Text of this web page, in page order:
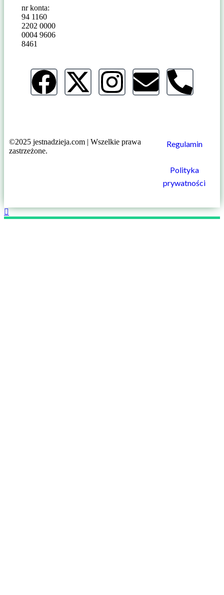
nr konta:
94 1160
2202 0000
0004 9606
8461
©2025 jestnadzieja.com | Wszelkie prawa
zastrzeżone.
Regulamin
Polityka
prywatności